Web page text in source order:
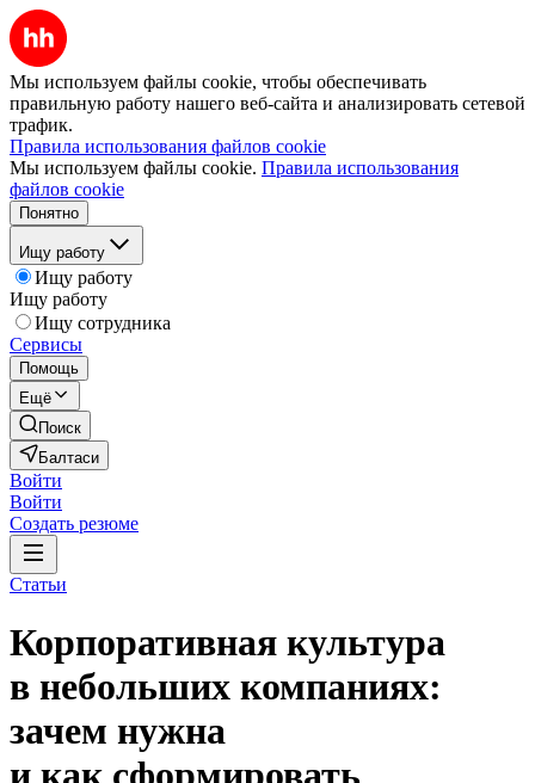
Мы используем файлы cookie, чтобы обеспечивать
правильную работу нашего веб-сайта и анализировать сетевой
трафик.
Правила использования файлов cookie
Мы используем файлы cookie. Правила использования
файлов cookie
Понятно
Ищу работу
Ищу работу
Ищу работу
Ищу сотрудника
Сервисы
Помощь
Ещё
Поиск
Балтаси
Войти
Войти
Создать резюме
Статьи
Корпоративная культура
в небольших компаниях:
зачем нужна